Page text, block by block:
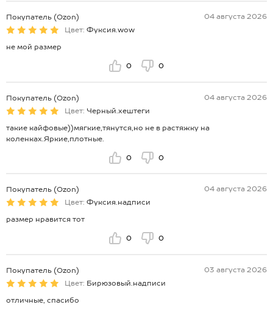
Покупатель (Ozon)
04 августа 2026
Цвет: Фуксия.wow
не мой размер
0 0
Покупатель (Ozon)
04 августа 2026
Цвет: Черный.хештеги
такие кайфовые))мягкие,тянутся,но не в растяжку на
коленках.Яркие,плотные.
0 0
Покупатель (Ozon)
04 августа 2026
Цвет: Фуксия.надписи
размер нравится тот
0 0
Покупатель (Ozon)
03 августа 2026
Цвет: Бирюзовый.надписи
отличные, спасибо